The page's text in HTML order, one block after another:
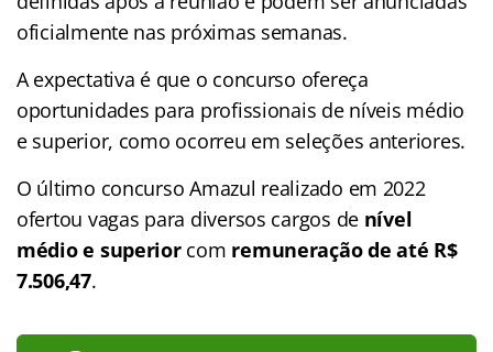
oficialmente nas próximas semanas.
A expectativa é que o concurso ofereça
oportunidades para profissionais de níveis médio
e superior, como ocorreu em seleções anteriores.
O último concurso Amazul realizado em 2022
ofertou vagas para diversos cargos de nível
médio e superiorcom remuneração de até R$
7.506,47.